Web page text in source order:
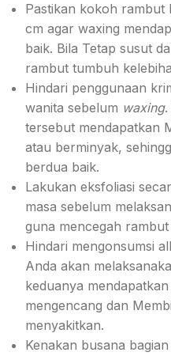
Pastikan kokoh rambut
cm agar waxing
baik. Bila Tetap susut
rambut tumbuh
Hindari penggunaan
wanita sebelum waxing.
tersebut mendapatkan
atau berminyak,
berdua baik.
Lakukan eksfoliasi
masa sebelum
guna mencegah
Hindari mengonsumsi
Anda akan
keduanya
mengencang dan
menyakitkan.
Kenakan busana